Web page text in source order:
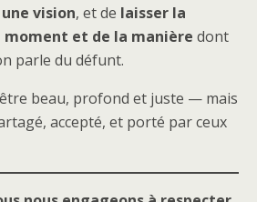
vision, et de laisser la
et de la manière dont
parle du défunt.
beau, profond et juste — mais
accepté, et porté par ceux